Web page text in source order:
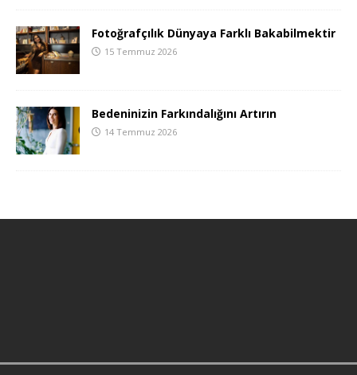
Fotoğrafçılık Dünyaya Farklı Bakabilmektir
15 Temmuz 2026
Bedeninizin Farkındalığını Artırın
14 Temmuz 2026